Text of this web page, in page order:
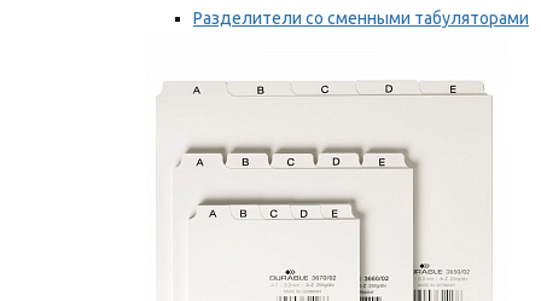
Разделители со сменными табуляторами